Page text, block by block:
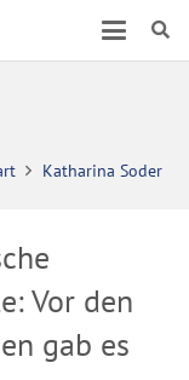
Katharina Soder
Vor den
gab es